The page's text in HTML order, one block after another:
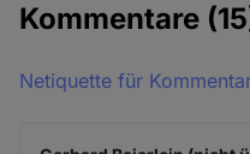
Kommentare
Netiquette für